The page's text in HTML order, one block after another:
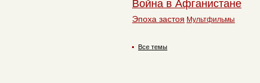
Война в Афганистане
Эпоха застоя Мультфильмы
Все темы